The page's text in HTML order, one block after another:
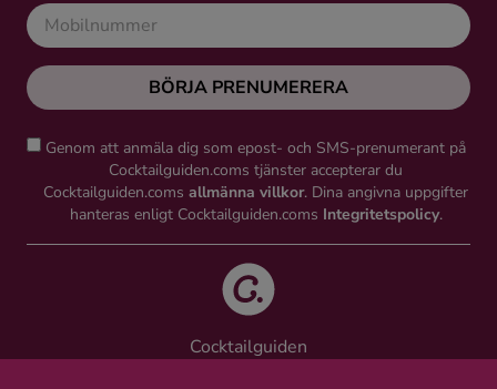
Likör
Tequila
Whisky
BÖRJA PRENUMERERA
Genom att anmäla dig som epost- och SMS-prenumerant på
Cocktailguiden.coms tjänster accepterar du
Cocktailguiden.coms allmänna villkor. Dina angivna uppgifter
hanteras enligt Cocktailguiden.coms Integritetspolicy.
Cocktailguiden